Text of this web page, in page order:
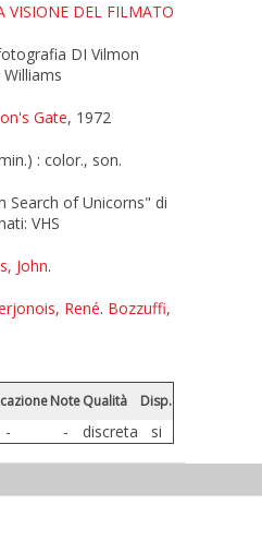
VISIONE DEL FILMATO
DI Vilmon
Gate, 1972
: color., son.
Search of Unicorns" di
VHS
John.
René. Bozzuffi,
NoteQualità Disp.
- - discreta si